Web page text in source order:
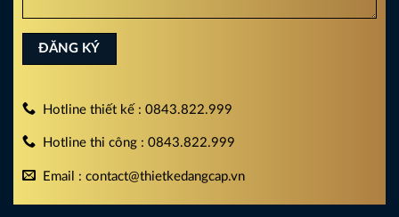
Hotline thiết kế : 0843.822.999
Hotline thi công : 0843.822.999
Email : contact@thietkedangcap.vn